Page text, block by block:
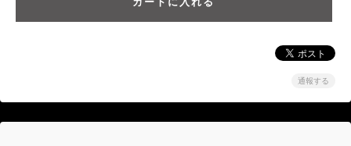
通報する